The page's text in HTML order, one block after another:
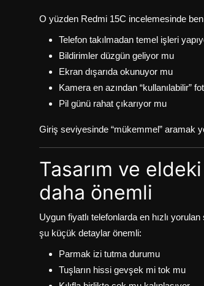
O yüzden Redmi 15C incelemesinde
Telefon takılmadan temel işleri
Bildirimler düzgün geliyor mu
Ekran dışarıda okunuyor mu
Kamera en azından “kullanılabilir”
Pil günü rahat çıkarıyor mu
Giriş seviyesinde “mükemmel” aramak
Tasarım ve
daha önemli
Uygun fiyatlı telefonlarda en hızlı
şu küçük detaylar önemli:
Parmak izi tutma durumu
Tuşların hissi gevşek mi tok mu